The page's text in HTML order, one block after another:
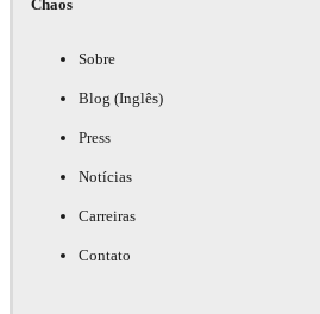
Chaos
Sobre
Blog (Inglês)
Press
Notícias
Carreiras
Contato